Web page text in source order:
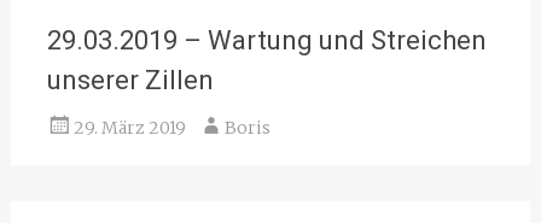
29.03.2019 – Wartung und Streichen
unserer Zillen
29. März 2019 Boris